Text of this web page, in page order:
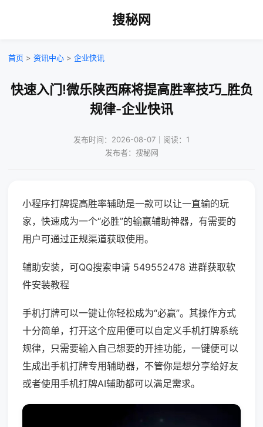
搜秘网
首页 > 资讯中心 > 企业快讯
快速入门!微乐陕西麻将提高胜率技巧_胜负
规律-企业快讯
发布时间：2026-08-07｜阅读：1
发布者：搜秘网
小程序打牌提高胜率辅助是一款可以让一直输的玩
家，快速成为一个“必胜”的输赢辅助神器，有需要的
用户可通过正规渠道获取使用。
辅助安装，可QQ搜索申请 549552478 进群获取软
件安装教程
手机打牌可以一键让你轻松成为“必赢”。其操作方式
十分简单，打开这个应用便可以自定义手机打牌系统
规律，只需要输入自己想要的开挂功能，一键便可以
生成出手机打牌专用辅助器，不管你是想分享给好友
或者使用手机打牌AI辅助都可以满足需求。